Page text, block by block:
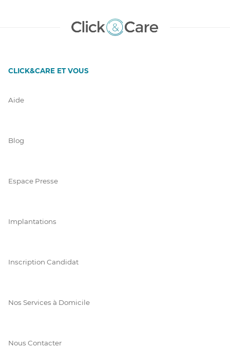
CLICK&CARE ET VOUS
Aide
Blog
Espace Presse
Implantations
Inscription Candidat
Nos Services à Domicile
Nous Contacter